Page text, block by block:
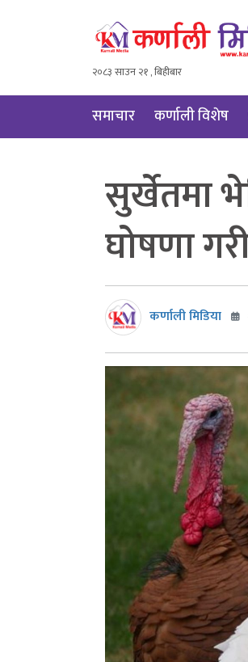
२०८३ साउन २१ , बिहीबार
समाचार कर्णाली विशेष
सुर्खेतमा
घोषणा
कर्णाली मिडिया